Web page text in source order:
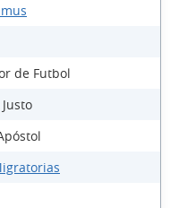
de Futbol